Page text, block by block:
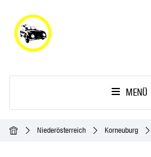
MENÜ
StartseiteNiederösterreich Korneuburg